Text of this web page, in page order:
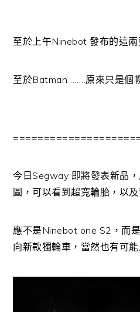
至於上午Ninebot 發布的這
至於Batman …….原來只是個
今日Segway 即將發表新品
圖，可以看到超寬輪胎，以
應不是Ninebot one S2，而
向新款獨輪車，當然也有可